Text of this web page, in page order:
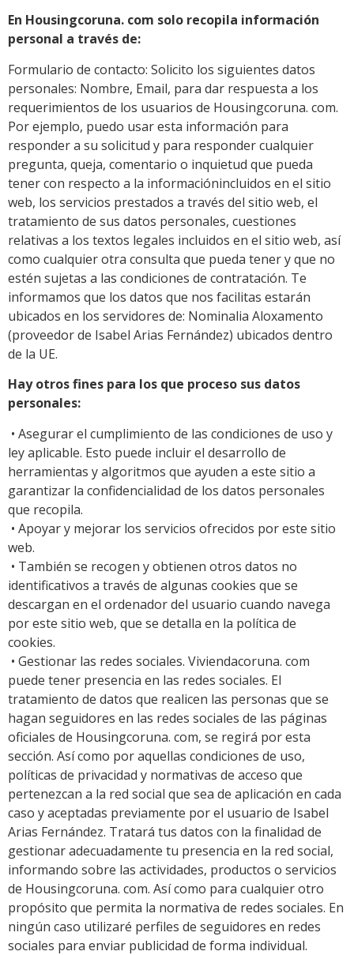
En Housingcoruna. com solo recopila información
personal a través de:
Formulario de contacto: Solicito los siguientes datos
personales: Nombre, Email, para dar respuesta a los
requerimientos de los usuarios de Housingcoruna. com.
Por ejemplo, puedo usar esta información para
responder a su solicitud y para responder cualquier
pregunta, queja, comentario o inquietud que pueda
tener con respecto a la informaciónincluidos en el sitio
web, los servicios prestados a través del sitio web, el
tratamiento de sus datos personales, cuestiones
relativas a los textos legales incluidos en el sitio web, así
como cualquier otra consulta que pueda tener y que no
estén sujetas a las condiciones de contratación. Te
informamos que los datos que nos facilitas estarán
ubicados en los servidores de: Nominalia Aloxamento
(proveedor de Isabel Arias Fernández) ubicados dentro
de la UE.
Hay otros fines para los que proceso sus datos
personales:
• Asegurar el cumplimiento de las condiciones de uso y
ley aplicable. Esto puede incluir el desarrollo de
herramientas y algoritmos que ayuden a este sitio a
garantizar la confidencialidad de los datos personales
que recopila.
• Apoyar y mejorar los servicios ofrecidos por este sitio
web.
• También se recogen y obtienen otros datos no
identificativos a través de algunas cookies que se
descargan en el ordenador del usuario cuando navega
por este sitio web, que se detalla en la política de
cookies.
• Gestionar las redes sociales. Viviendacoruna. com
puede tener presencia en las redes sociales. El
tratamiento de datos que realicen las personas que se
hagan seguidores en las redes sociales de las páginas
oficiales de Housingcoruna. com, se regirá por esta
sección. Así como por aquellas condiciones de uso,
políticas de privacidad y normativas de acceso que
pertenezcan a la red social que sea de aplicación en cada
caso y aceptadas previamente por el usuario de Isabel
Arias Fernández. Tratará tus datos con la finalidad de
gestionar adecuadamente tu presencia en la red social,
informando sobre las actividades, productos o servicios
de Housingcoruna. com. Así como para cualquier otro
propósito que permita la normativa de redes sociales. En
ningún caso utilizaré perfiles de seguidores en redes
sociales para enviar publicidad de forma individual.